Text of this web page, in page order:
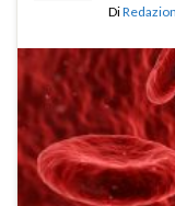
Di